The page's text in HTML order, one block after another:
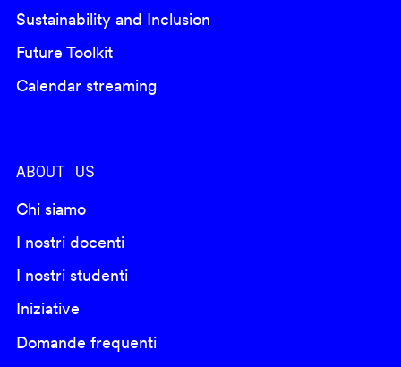
Sustainability and Inclusion
Future Toolkit
Calendar streaming
ABOUT US
Chi siamo
I nostri docenti
I nostri studenti
Iniziative
Domande frequenti